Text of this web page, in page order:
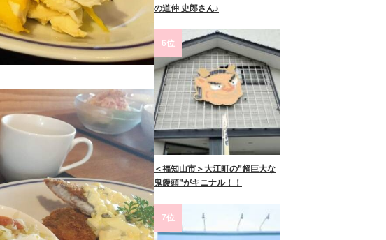
の道仲 史郎さん♪
6位
＜福知山市＞大江町の”超巨大な
鬼饅頭”がキニナル！！
7位